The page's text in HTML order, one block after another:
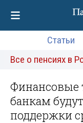
Статьи
Все о пенсиях в
Финансовые
банкам
поддержки